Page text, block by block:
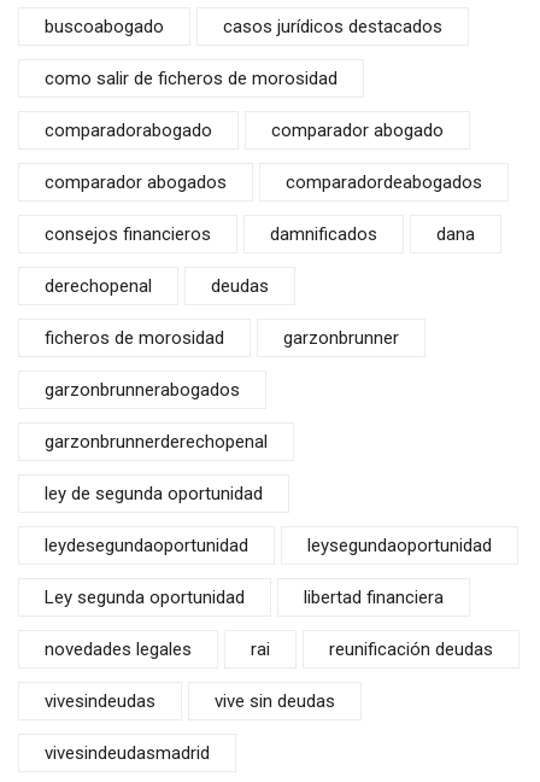
buscoabogado casos jurídicos destacados
como salir de ficheros de morosidad
comparadorabogado comparador abogado
comparador abogados comparadordeabogados
consejos financieros damnificados dana
derechopenal deudas
ficheros de morosidad garzonbrunner
garzonbrunnerabogados
garzonbrunnerderechopenal
ley de segunda oportunidad
leydesegundaoportunidad leysegundaoportunidad
Ley segunda oportunidad libertad financiera
novedades legales rai reunificación deudas
vivesindeudas vive sin deudas
vivesindeudasmadrid